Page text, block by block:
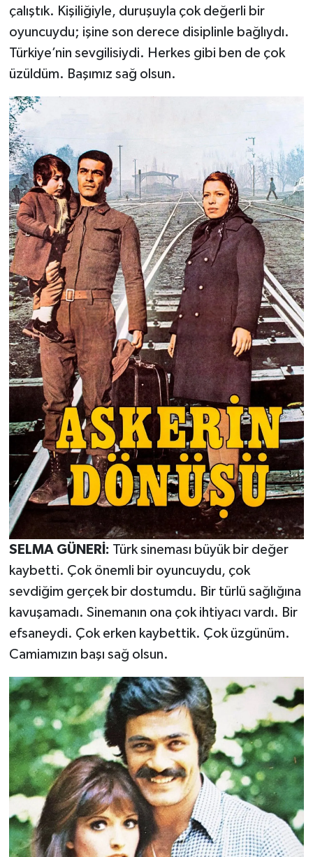
çalıştık. Kişiliğiyle, duruşuyla çok değerli bir
oyuncuydu; işine son derece disiplinle bağlıydı.
Türkiye’nin sevgilisiydi. Herkes gibi ben de çok
üzüldüm. Başımız sağ olsun.
SELMA GÜNERİ: Türk sineması büyük bir değer
kaybetti. Çok önemli bir oyuncuydu, çok
sevdiğim gerçek bir dostumdu. Bir türlü sağlığına
kavuşamadı. Sinemanın ona çok ihtiyacı vardı. Bir
efsaneydi. Çok erken kaybettik. Çok üzgünüm.
Camiamızın başı sağ olsun.